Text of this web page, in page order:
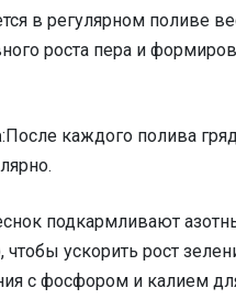
в регулярном поливе
роста пера и
:После каждого полива
подкармливают
ускорить рост
с фосфором и калием